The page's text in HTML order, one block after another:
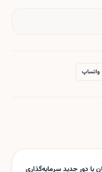
واتساپ
دور جدید سرمایه‌گذاری